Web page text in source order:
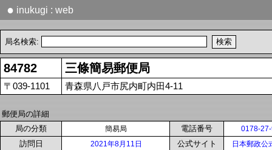
● inukugi : web
局名検索:
84782 三條簡易郵便局
〒039-1101 青森県八戸市尻内町内田4-11
郵便局の詳細
局の分類
簡易局 電話番号 0178-
訪問日 2021年8月11日 公式サイト 日本郵政公